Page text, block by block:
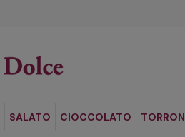
SALATO CIOCCOLATO